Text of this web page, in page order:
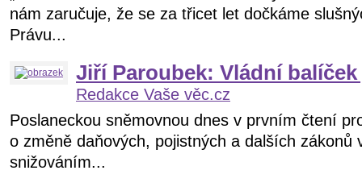
nám zaručuje, že se za třicet let dočkáme
Právu...
Jiří Paroubek: Vládní
Redakce Vaše věc.cz
Poslaneckou sněmovnou dnes v prvním čtení
o změně daňových, pojistných a dalších zákonů
snižováním...